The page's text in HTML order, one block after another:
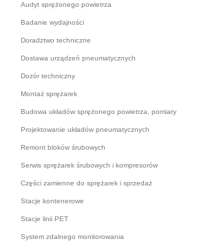
Audyt sprężonego powietrza
Badanie wydajności
Doradztwo techniczne
Dostawa urządzeń pneumatycznych
Dozór techniczny
Montaż sprężarek
Budowa układów sprężonego powietrza, pomiary
Projektowanie układów pneumatycznych
Remont bloków śrubowych
Serwis sprężarek śrubowych i kompresorów
Części zamienne do sprężarek i sprzedaż
Stacje kontenerowe
Stacje linii PET
System zdalnego monitorowania